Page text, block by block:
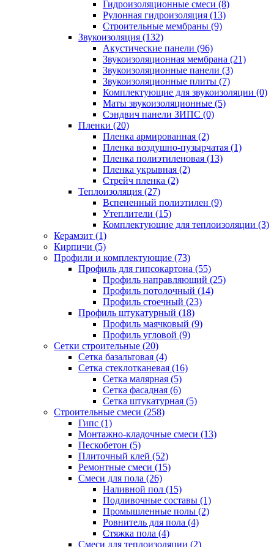
Гидроизоляционные смеси (8)
Рулонная гидроизоляция (13)
Строительные мембраны (9)
Звукоизоляция (132)
Акустические панели (96)
Звукоизоляционная мембрана (21)
Звукоизоляционные панели (3)
Звукоизоляционные плиты (7)
Комплектующие для звукоизоляции (0)
Маты звукоизоляционные (5)
Сэндвич панели ЗИПС (0)
Пленки (20)
Пленка армированная (2)
Пленка воздушно-пузырчатая (1)
Пленка полиэтиленовая (13)
Пленка укрывная (2)
Стрейч пленка (2)
Теплоизоляция (27)
Вспененный полиэтилен (9)
Утеплители (15)
Комплектующие для теплоизоляции (3)
Керамзит (1)
Кирпичи (5)
Профили и комплектующие (73)
Профиль для гипсокартона (55)
Профиль направляющий (25)
Профиль потолочный (14)
Профиль стоечный (23)
Профиль штукатурный (18)
Профиль маячковый (9)
Профиль угловой (9)
Сетки строительные (20)
Сетка базальтовая (4)
Сетка стеклотканевая (16)
Сетка малярная (5)
Сетка фасадная (6)
Сетка штукатурная (5)
Строительные смеси (258)
Гипс (1)
Монтажно-кладочные смеси (13)
Пескобетон (5)
Плиточный клей (52)
Ремонтные смеси (15)
Смеси для пола (26)
Наливной пол (15)
Подливочные составы (1)
Промышленные полы (2)
Ровнитель для пола (4)
Стяжка пола (4)
Смеси для теплоизоляции (2)